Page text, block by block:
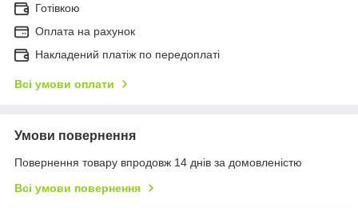
Готівкою
Оплата на рахунок
Накладений платіж по передоплаті
Всі умови оплати
Умови повернення
Повернення товару впродовж 14 днів за домовленістю
Всі умови повернення